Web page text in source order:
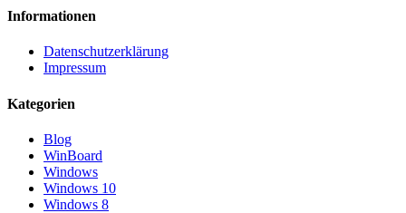
Informationen
Datenschutzerklärung
Impressum
Kategorien
Blog
WinBoard
Windows
Windows 10
Windows 8